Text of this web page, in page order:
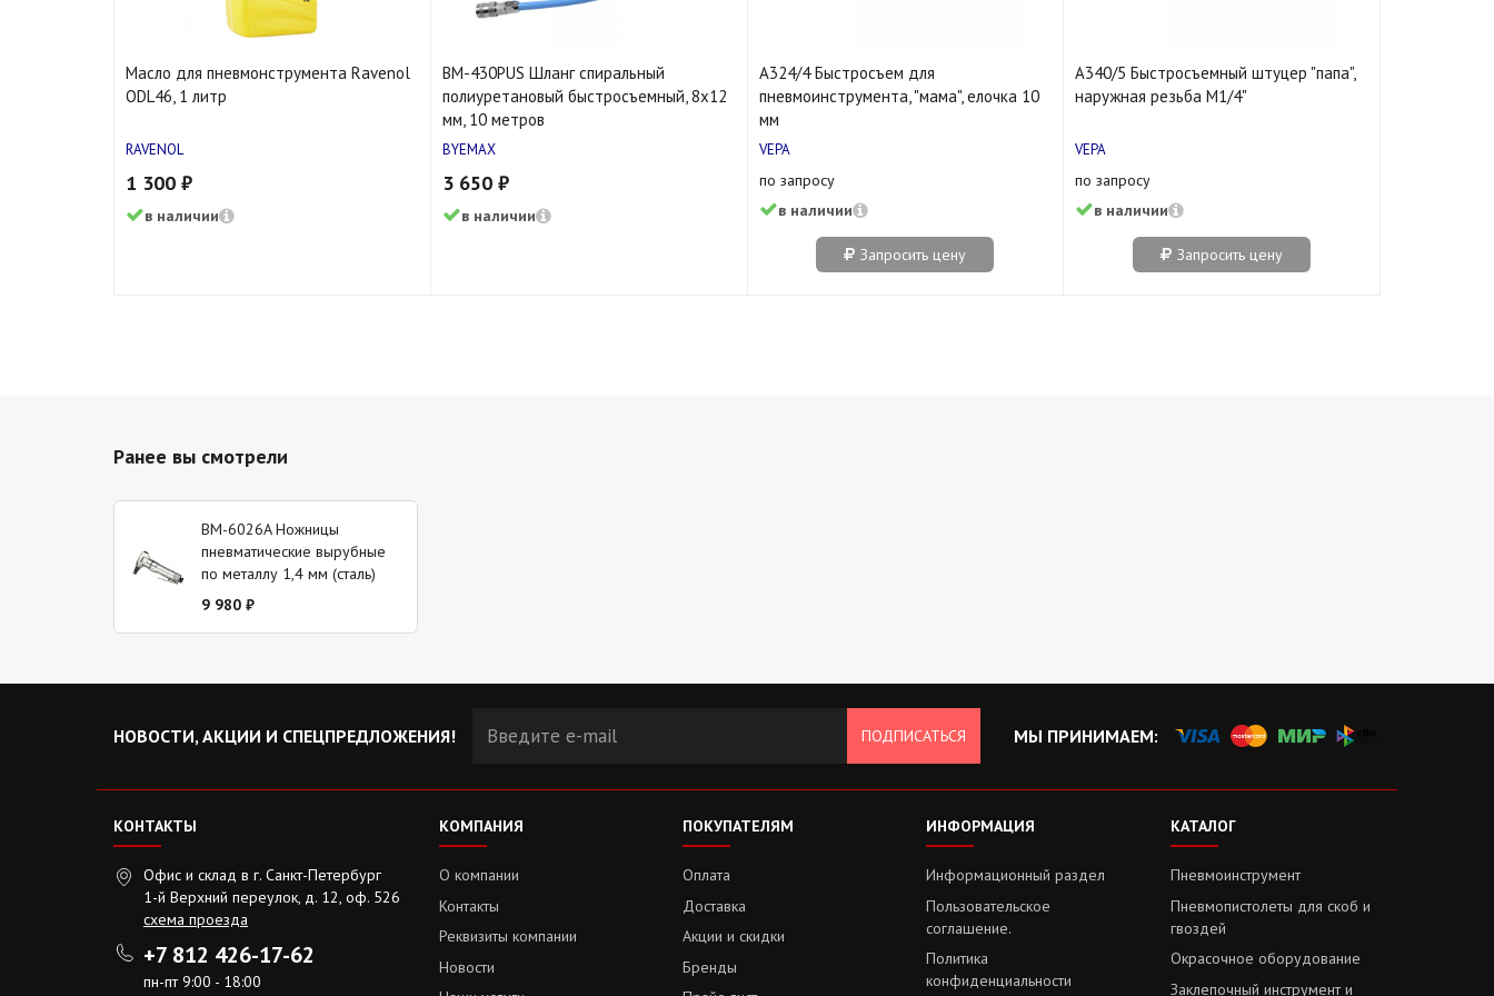
Масло для пневмонструмента Ravenol
ODL46, 1 литр
RAVENOL
1 300 ₽
в наличии
BM-430PUS Шланг спиральный
полиуретановый быстросъемный, 8х12
мм, 10 метров
BYEMAX
3 650 ₽
в наличии
A324/4 Быстросъем для
пневмоинструмента, "мама", елочка 10
мм
VEPA
по запросу
в наличии
нет
Запросить цену
A340/5 Быстросъемный штуцер "папа",
наружная резьба M1/4"
VEPA
по запросу
в наличии
нет
Запросить цену
Ранее вы смотрели
BM-6026A Ножницы
пневматические вырубные
по металлу 1,4 мм (сталь)
9 980 ₽
НОВОСТИ, АКЦИИ И СПЕЦПРЕДЛОЖЕНИЯ! ПОДПИСАТЬСЯ МЫ ПРИНИМАЕМ:
КОНТАКТЫ
Офис и склад в г. Санкт-Петербург
1-й Верхний переулок, д. 12, оф. 526
схема проезда
+7 812 426-17-62
пн-пт 9:00 - 18:00
КОМПАНИЯ
О компании
Контакты
Реквизиты компании
Новости
ПОКУПАТЕЛЯМ
Оплата
Доставка
Акции и скидки
Бренды
ИНФОРМАЦИЯ
Информационный раздел
Пользовательское
соглашение.
Политика
конфиденциальности
КАТАЛОГ
Пневмоинструмент
Пневмопистолеты для скоб и
гвоздей
Окрасочное оборудование
Заклепочный инструмент и